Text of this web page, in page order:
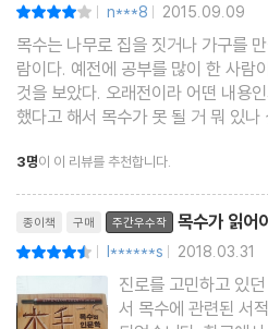
3막 삶의 찬란한 마감재들
가구에는 완성이 있어도 인생에 완성
1장 디자인- 나를 부끄러워하지 마
2장 의자- 네 안에 그것이 있다
3장 원- 세상을 살아가는 또 다른 방
4장 샌딩- 겪을 것은 겪어야 한다
5장 오일- 끝날 때까지는 끝난 게 아
6장 목공- 혼자이지만 혼자가 아닌
| n***8 | 2015.09.09
목수는 나무로 집을 짓거나 가구를
람이다. 예전에 공부를 많이 한 사람
것을 보았다. 오래전이라 어떤 내용
했다고 해서 목수가 못 될 거 뭐 있
듯하다. 나무로 무엇인가 만들면서
각한다. 이 책도 그런 식이다. 언제부
3명이 이 리뷰를 추천합니다.
종이책 구매 주간우수작 목수가 읽어
| l******s | 2018.03.31
진로를 고민하고 있
서 목수에 관련된 서